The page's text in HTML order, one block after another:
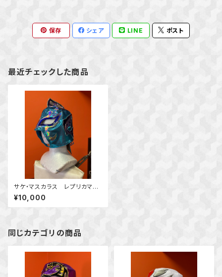
保存 シェア LINE ポスト
最近チェックした商品
サケ・マスカラス レプリカマス
ク
¥10,000
同じカテゴリの商品